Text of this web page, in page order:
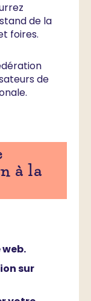
de la
foires.
de
à la
sur